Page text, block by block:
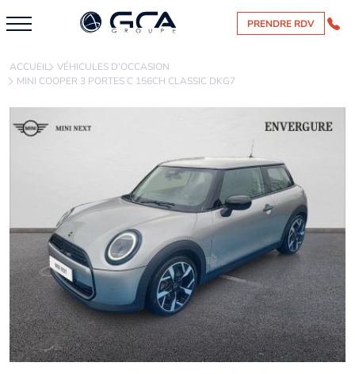
PRENDRE RDV
ACCUEIL VÉHICULES D'OCCASION
MINI COOPER 3 PORTES C 156CH CLASSIC DKG7